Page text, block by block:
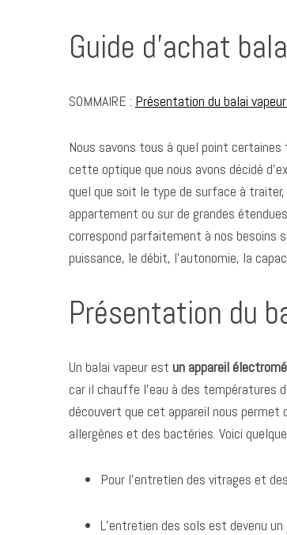
Guide d’achat
SOMMAIRE : Présentation du balai
Nous savons tous à quel point
cette optique que nous avons décidé
quel que soit le type de surface à
appartement ou sur de grandes
correspond parfaitement à nos besoins
puissance, le débit, l’autonomie, la
Présentation du
Un balai vapeur est un appareil
car il chauffe l’eau à des températures
découvert que cet appareil nous permet
allergènes et des bactéries. Voici
Pour l’entretien des vitrages et
L’entretien des sols est devenu